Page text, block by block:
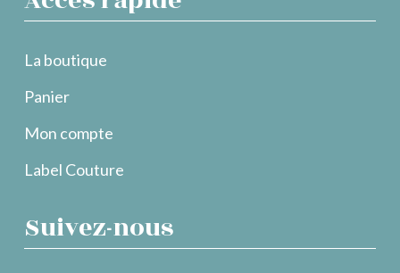
La boutique
Panier
Mon compte
Label Couture
Suivez-nous